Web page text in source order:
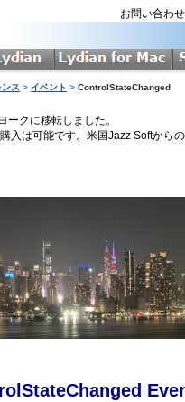
お問い合わ
ス > イベント > ControlStateChanged
クに移転しました。
入は可能です。米国Jazz Softから